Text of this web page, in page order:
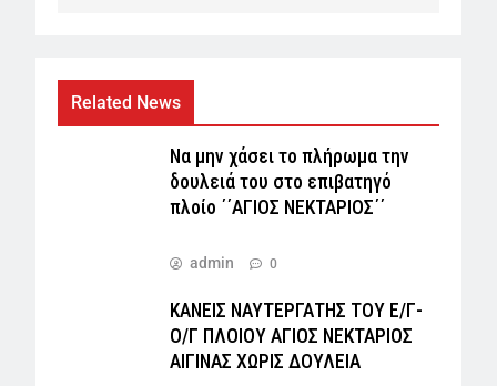
Related News
Να μην χάσει το πλήρωμα την
δουλειά του στο επιβατηγό
πλοίο ΄΄ΑΓΙΟΣ ΝΕΚΤΑΡΙΟΣ΄΄
admin 0
ΚΑΝΕΙΣ ΝΑΥΤΕΡΓΑΤΗΣ TOY Ε/Γ-
Ο/Γ ΠΛΟΙΟY ΑΓΙΟΣ ΝΕΚΤΑΡΙΟΣ
ΑΙΓΙΝΑΣ ΧΩΡΙΣ ΔΟΥΛΕΙΑ